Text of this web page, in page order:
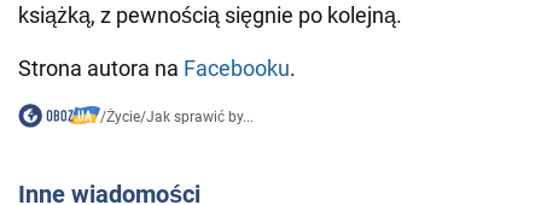
książką, z pewnością sięgnie po kolejną.
Strona autora na Facebooku.
/Życie/Jak sprawić by...
Inne wiadomości